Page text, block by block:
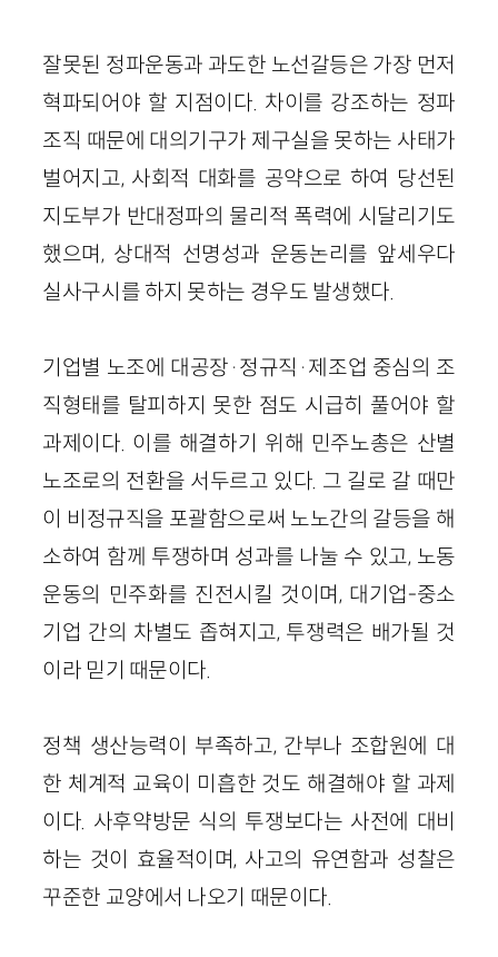
잘못된 정파운동과 과도한 노선갈등은 가장 먼저
혁파되어야 할 지점이다. 차이를 강조하는 정파
조직 때문에 대의기구가 제구실을 못하는 사태가
벌어지고, 사회적 대화를 공약으로 하여 당선된
지도부가 반대정파의 물리적 폭력에 시달리기도
했으며, 상대적 선명성과 운동논리를 앞세우다
실사구시를 하지 못하는 경우도 발생했다.
기업별 노조에 대공장·정규직·제조업 중심의 조
직형태를 탈피하지 못한 점도 시급히 풀어야 할
과제이다. 이를 해결하기 위해 민주노총은 산별
노조로의 전환을 서두르고 있다. 그 길로 갈 때만
이 비정규직을 포괄함으로써 노노간의 갈등을 해
소하여 함께 투쟁하며 성과를 나눌 수 있고, 노동
운동의 민주화를 진전시킬 것이며, 대기업-중소
기업 간의 차별도 좁혀지고, 투쟁력은 배가될 것
이라 믿기 때문이다.
정책 생산능력이 부족하고, 간부나 조합원에 대
한 체계적 교육이 미흡한 것도 해결해야 할 과제
이다. 사후약방문 식의 투쟁보다는 사전에 대비
하는 것이 효율적이며, 사고의 유연함과 성찰은
꾸준한 교양에서 나오기 때문이다.